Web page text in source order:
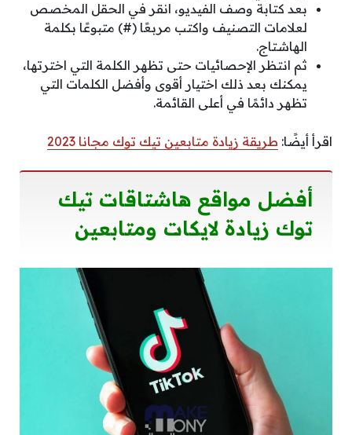
بعد كتابة وصف الفيديو، انقر في الحقل المخصص
لعلامات التصنيف واكتب مربعًا (#) متبوعًا بكلمة
الهاشتاج.
ثم انتظر الإحصائيات حتى تظهر الكلمة التي اخترتها،
يمكنك بعد ذلك اختيار أقوى وأفضل الكلمات التي
تظهر دائمًا في أعلى القائمة.
اقرأ أيضًا: طريقة زيادة متابعين تيك توك مجانا 2023
أفضل مواقع هاشتاقات تيك
توك زيادة لايكات ومتابعين